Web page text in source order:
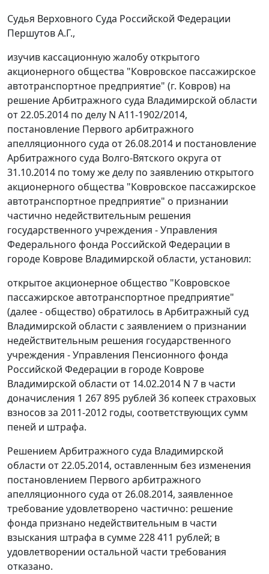
Судья Верховного Суда Российской Федерации
Першутов А.Г.,
изучив кассационную жалобу открытого
акционерного общества "Ковровское пассажирское
автотранспортное предприятие" (г. Ковров) на
решениеАрбитражного суда Владимирской области
от 22.05.2014 по делу N А11-1902/2014,
постановление Первого арбитражного
апелляционного суда от 26.08.2014 и постановление
Арбитражного суда Волго-Вятского округа от
31.10.2014 по тому же делу по заявлению открытого
акционерного общества "Ковровское пассажирское
автотранспортное предприятие" о признании
частично недействительным решения
государственного учреждения - Управления
Федерального фонда Российской Федерации в
городе Коврове Владимирской области, установил:
открытое акционерное общество "Ковровское
пассажирское автотранспортное предприятие"
(далее - общество) обратилось в Арбитражный суд
Владимирской области с заявлением о признании
недействительным решения государственного
учреждения - Управления Пенсионного фонда
Российской Федерации в городе Коврове
Владимирской области от 14.02.2014 N 7 в части
доначисления 1 267 895 рублей 36 копеек страховых
взносов за 2011-2012 годы, соответствующих сумм
пеней и штрафа.
Решением Арбитражного суда Владимирской
области от 22.05.2014, оставленным без изменения
постановлением Первого арбитражного
апелляционного суда от 26.08.2014, заявленное
требование удовлетворено частично: решение
фонда признано недействительным в части
взыскания штрафа в сумме 228 411 рублей; в
удовлетворении остальной части требования
отказано.